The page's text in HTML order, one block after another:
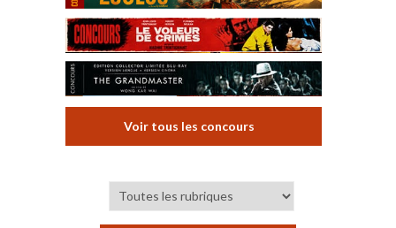
Voir tous les concours